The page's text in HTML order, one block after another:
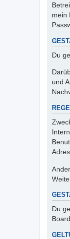
mein
Du
und
Du